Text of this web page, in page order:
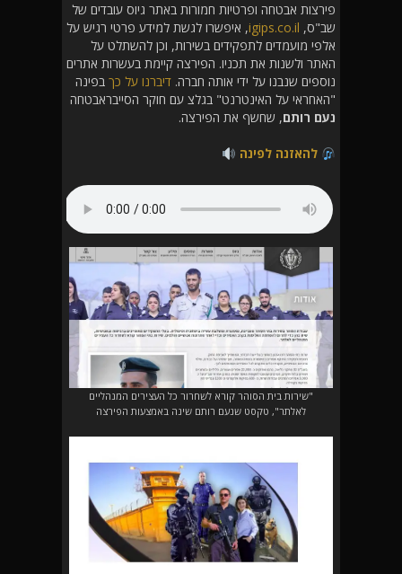
פירצות אבטחה ופרטיות חמורות באתר גיוס עובדים של
שב"ס, igips.co.il, איפשרו לגשת למידע פרטי רגיש על
אלפי מועמדים לתפקידים בשירות, וכן להשתלט על
האתר ולשנות את תכניו. הפירצה קיימת בעשרות אתרים
נוספים שנבנו על ידי אותה חברה. דיברנו על כך בפינה
"האחראי על האינטרנט" בגלצ עם חוקר הסייבראבטחה
נעם רותם, שחשף את הפירצה.
להאזנה לפינה
"שירות בית הסוהר קורא לשחרור כל העצירים המנהליים
לאלתר", טקסט שנעם רותם שינה באמצעות הפירצה